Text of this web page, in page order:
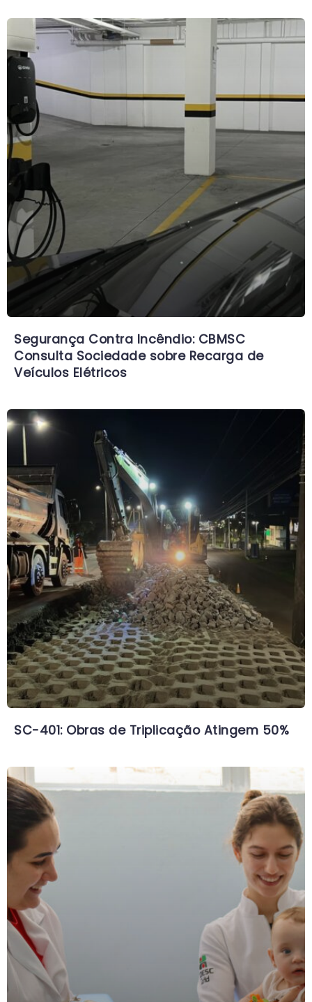
Segurança Contra Incêndio: CBMSC
Consulta Sociedade sobre Recarga de
Veículos Elétricos
SC-401: Obras de Triplicação Atingem 50%